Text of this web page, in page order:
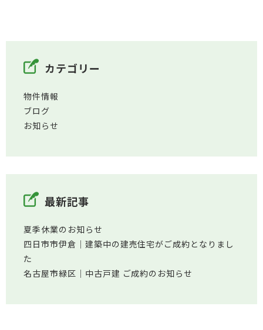
カテゴリー
物件情報
ブログ
お知らせ
最新記事
夏季休業のお知らせ
四日市市伊倉│建築中の建売住宅がご成約となりまし
た
名古屋市緑区│中古戸建 ご成約のお知らせ